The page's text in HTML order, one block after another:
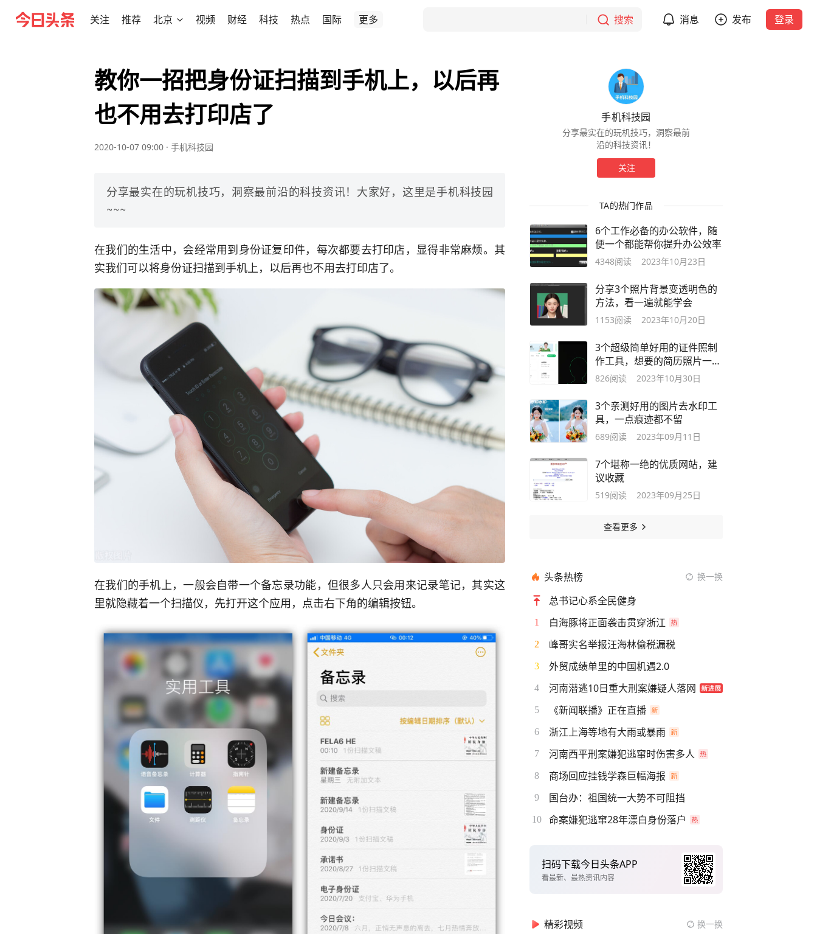
关注 推荐 北京 视频 财经 科技 热点 国际 更多 搜索 消息 发布 登录
教你一招把身份证扫描到手机上，以后再
也不用去打印店了
2020-10-07 09:00 · 手机科技园
分享最实在的玩机技巧，洞察最前沿的科技资讯！大家好，这里是手机科技园
~~~
在我们的生活中，会经常用到身份证复印件，每次都要去打印店，显得非常麻烦。其
实我们可以将身份证扫描到手机上，以后再也不用去打印店了。
在我们的手机上，一般会自带一个备忘录功能，但很多人只会用来记录笔记，其实这
里就隐藏着一个扫描仪，先打开这个应用，点击右下角的编辑按钮。
手机科技园
分享最实在的玩机技巧，洞察最前
沿的科技资讯！
关注
TA的热门作品
6个工作必备的办公软件，随
便一个都能帮你提升办公效率
4348阅读 2023年10月23日
分享3个照片背景变透明色的
方法，看一遍就能学会
1153阅读 2023年10月20日
3个超级简单好用的证件照制
作工具，想要的简历照片一键
制作
826阅读 2023年10月30日
3个亲测好用的图片去水印工
具，一点痕迹都不留
689阅读 2023年09月11日
7个堪称一绝的优质网站，建
议收藏
519阅读 2023年09月25日
查看更多
头条热榜 换一换
总书记心系全民健身
1 白海豚将正面袭击贯穿浙江
2 峰哥实名举报汪海林偷税漏税
3 外贸成绩单里的中国机遇2.0
4 河南潜逃10日重大刑案嫌疑人落网
5 《新闻联播》正在直播
6 浙江上海等地有大雨或暴雨
7 河南西平刑案嫌犯逃窜时伤害多人
8 商场回应挂钱学森巨幅海报
9 国台办：祖国统一大势不可阻挡
10 命案嫌犯逃窜28年漂白身份落户
扫码下载今日头条APP
看最新、最热资讯内容
精彩视频 换一换